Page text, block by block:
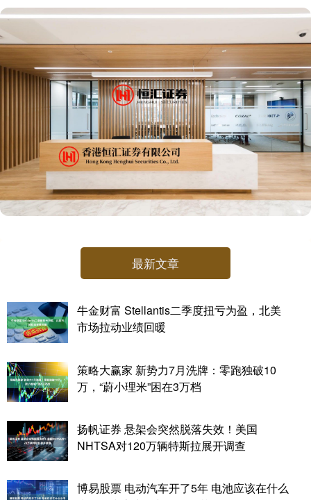
最新文章
牛金财富 Stellantis二季度扭亏为盈，北美
市场拉动业绩回暖
策略大赢家 新势力7月洗牌：零跑独破10
万，“蔚小理米”困在3万档
扬帆证券 悬架会突然脱落失效！美国
NHTSA对120万辆特斯拉展开调查
博易股票 电动汽车开了5年 电池应该在什么